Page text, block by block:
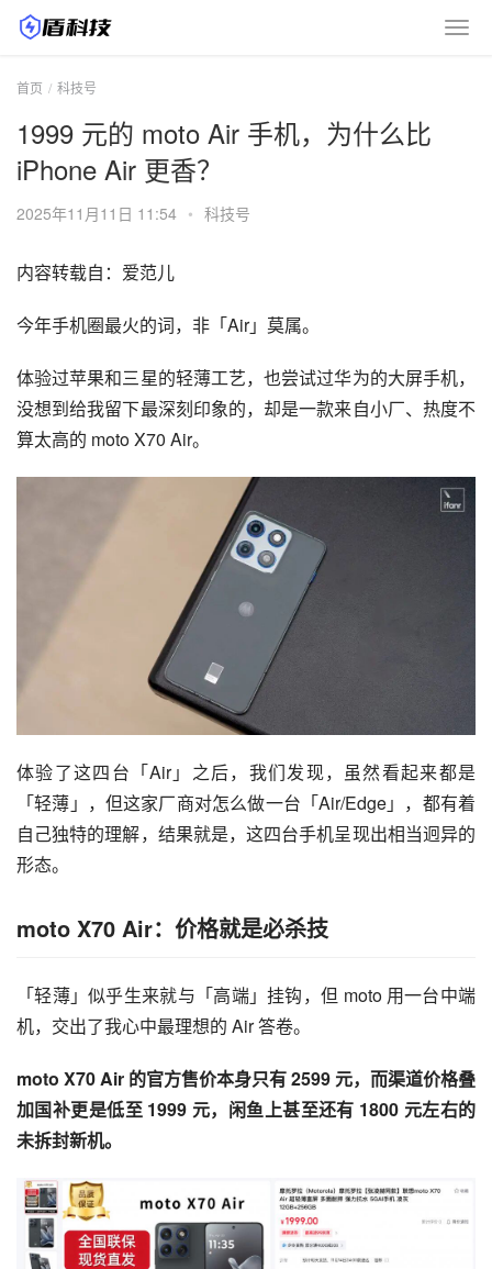
首页 科技号
1999 元的 moto Air 手机，为什么比
iPhone Air 更香？
2025年11月11日 11:54 • 科技号
内容转载自：爱范儿
今年手机圈最火的词，非「Air」莫属。
体验过苹果和三星的轻薄工艺，也尝试过华为的大屏手机，
没想到给我留下最深刻印象的，却是一款来自小厂、热度不
算太高的 moto X70 Air。
体验了这四台「Air」之后，我们发现，虽然看起来都是
「轻薄」，但这家厂商对怎么做一台「Air/Edge」，都有着
自己独特的理解，结果就是，这四台手机呈现出相当迥异的
形态。
moto X70 Air：价格就是必杀技
「轻薄」似乎生来就与「高端」挂钩，但 moto 用一台中端
机，交出了我心中最理想的 Air 答卷。
moto X70 Air 的官方售价本身只有 2599 元，而渠道价格叠
加国补更是低至 1999 元，闲鱼上甚至还有 1800 元左右的
未拆封新机。